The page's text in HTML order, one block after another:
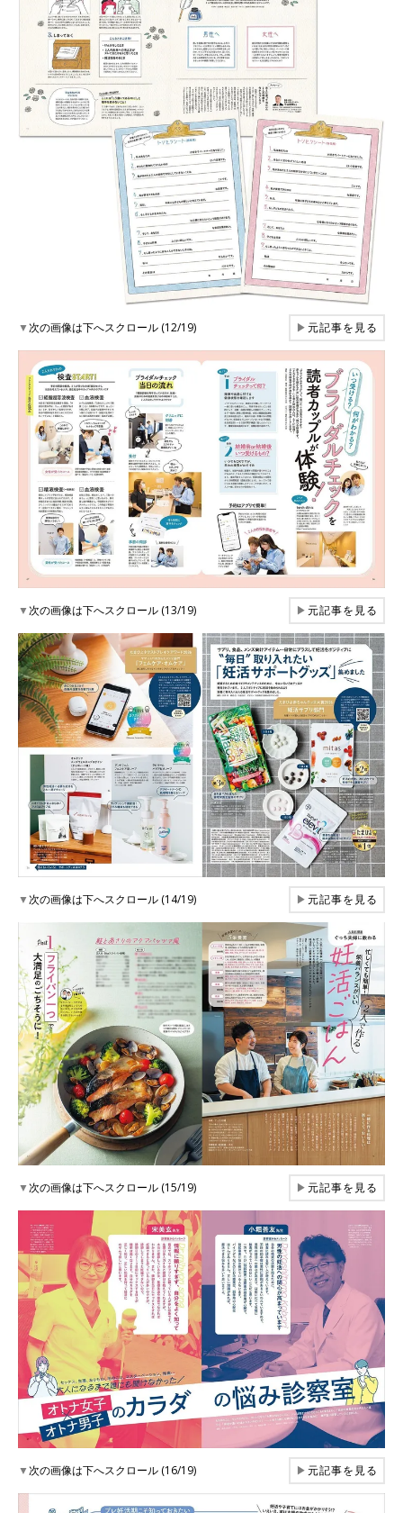
▼次の画像は下へスクロール (12/19) ▶元記事を見る
▼次の画像は下へスクロール (13/19) ▶元記事を見る
▼次の画像は下へスクロール (14/19) ▶元記事を見る
▼次の画像は下へスクロール (15/19) ▶元記事を見る
▼次の画像は下へスクロール (16/19) ▶元記事を見る